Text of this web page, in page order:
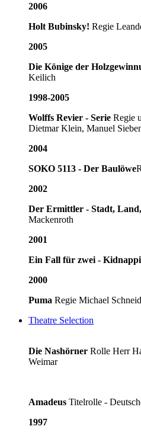
2006
Holt Bubinsky! Regie
2005
Die Könige der
Keilich
1998-2005
Wolffs Revier - Serie Regie
Dietmar Klein, Manuel
2004
SOKO 5113 - Der Baulöwe
2002
Der Ermittler - Stadt,
Mackenroth
2001
Ein Fall für zwei -
2000
Puma Regie Michael
Theatre Selection
Die Nashörner Rolle Herr
Weimar
Amadeus Titelrolle -
1997